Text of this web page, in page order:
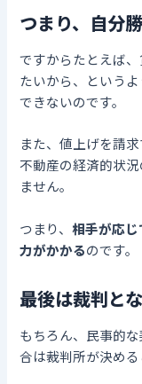
つまり、自分
ですからたとえば
たいから、という
できないのです。
また、値上げを請
不動産の経済的状
ません。
つまり、相手が応
力がかかるのです。
最後は裁判と
もちろん、民事的
合は裁判所が決める